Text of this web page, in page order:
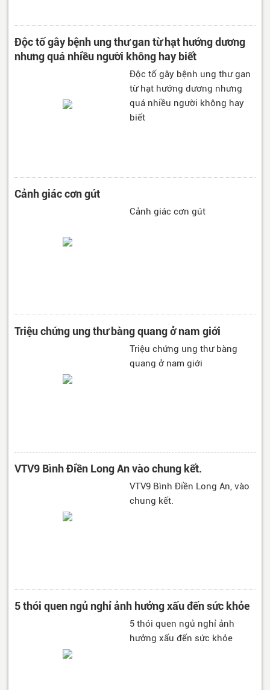
Độc tố gây bệnh ung thư gan từ hạt hướng dương
nhưng quá nhiều người không hay biết
Độc tố gây bệnh ung thư gan
từ hạt hướng dương nhưng
quá nhiều người không hay
biết
Cảnh giác cơn gút
Cảnh giác cơn gút
Triệu chứng ung thư bàng quang ở nam giới
Triệu chứng ung thư bàng
quang ở nam giới
VTV9 Bình Điền Long An vào chung kết.
VTV9 Bình Điền Long An, vào
chung kết.
5 thói quen ngủ nghỉ ảnh hưởng xấu đến sức khỏe
5 thói quen ngủ nghỉ ảnh
hưởng xấu đến sức khỏe